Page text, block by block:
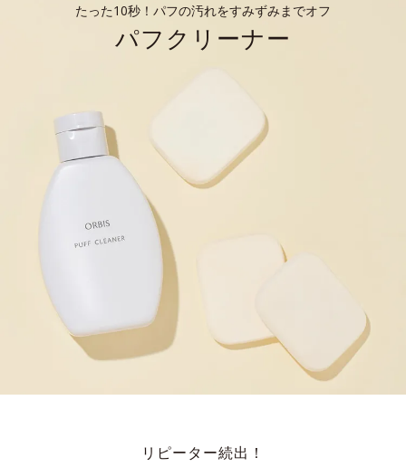
たった10秒！パフの汚れをすみずみまでオフ
パフクリーナー
リピーター続出！